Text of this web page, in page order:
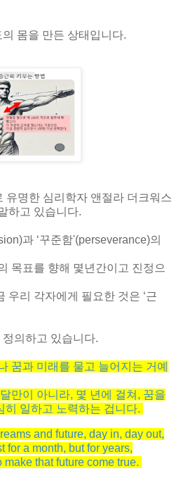
몸을 만든 상태입니다.
유명한 심리학자 앤절라 더크워스
하고 있습니다.
과 ‘꾸준함'(perseverance)의
목표를 향해 몇년간이고 진정으
우리 각자에게 필요한 것은 ‘근
정의하고 있습니다.
꿈과 미래를 물고 늘어지는 거예
달만이 아니라, 몇 년에 걸쳐 , 꿈을
히 일하고 노력하는 겁니다.
and future, day in, day out,
for a month, but for years,
make that future come true.